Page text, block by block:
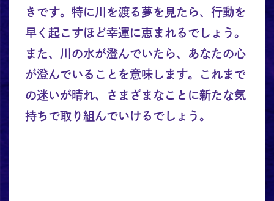
きです。特に川を渡る夢を見たら、行動を
早く起こすほど幸運に恵まれるでしょう。
また、川の水が澄んでいたら、あなたの心
が澄んでいることを意味します。これまで
の迷いが晴れ、さまざまなことに新たな気
持ちで取り組んでいけるでしょう。